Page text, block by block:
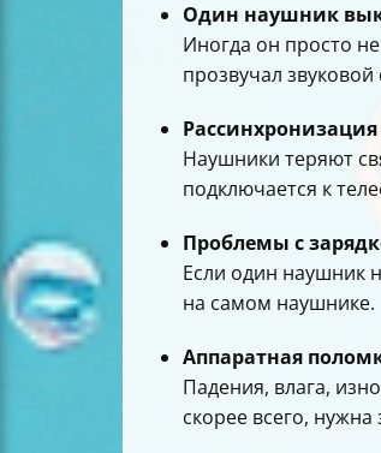
Один наушник
Иногда он просто
прозвучал
Наушники теряют
подключается к
Проблемы с
Если один наушник
на самом наушнике.
Аппаратная
Падения, влага,
скорее всего,